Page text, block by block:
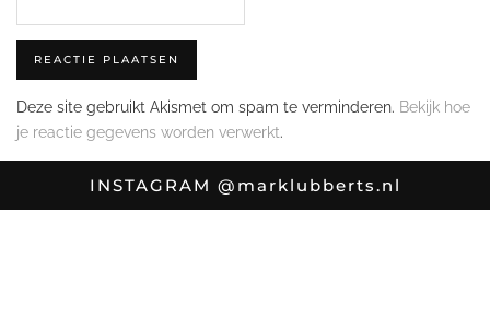
Deze site gebruikt Akismet om spam te verminderen. Bekijk hoe
je reactie gegevens worden verwerkt.
INSTAGRAM @marklubberts.nl